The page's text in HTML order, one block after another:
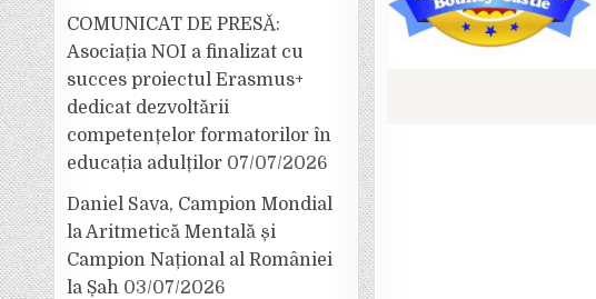
COMUNICAT DE PRESĂ:
Asociația NOI a finalizat cu
succes proiectul Erasmus+
dedicat dezvoltării
competențelor formatorilor în
educația adulților 07/07/2026
Daniel Sava, Campion Mondial
la Aritmetică Mentală și
Campion Național al României
la Șah 03/07/2026